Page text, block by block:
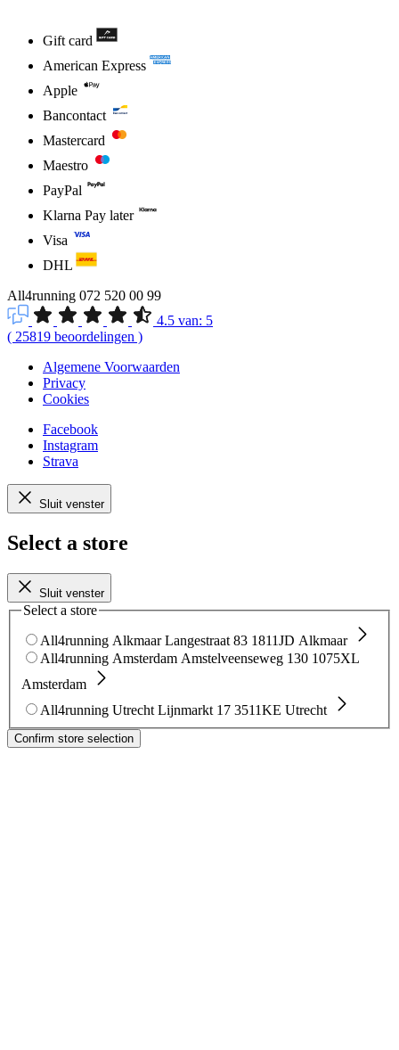
Gift card
American Express
Apple
Bancontact
Mastercard
Maestro
PayPal
Klarna Pay later
Visa
DHL
All4running 072 520 00 99
4.5 van: 5
( 25819 beoordelingen )
Algemene Voorwaarden
Privacy
Cookies
Facebook
Instagram
Strava
Sluit venster
Select a store
Sluit venster
Select a store
All4running Alkmaar Langestraat 83 1811JD Alkmaar
All4running Amsterdam Amstelveenseweg 130 1075XL
Amsterdam
All4running Utrecht Lijnmarkt 17 3511KE Utrecht
Confirm store selection